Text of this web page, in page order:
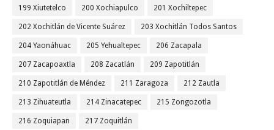
199 Xiutetelco 200 Xochiapulco 201 Xochiltepec
202 Xochitlán de Vicente Suárez 203 Xochitlán Todos Santos
204 Yaonáhuac 205 Yehualtepec 206 Zacapala
207 Zacapoaxtla 208 Zacatlán 209 Zapotitlán
210 Zapotitlán de Méndez 211 Zaragoza 212 Zautla
213 Zihuateutla 214 Zinacatepec 215 Zongozotla
216 Zoquiapan 217 Zoquitlán